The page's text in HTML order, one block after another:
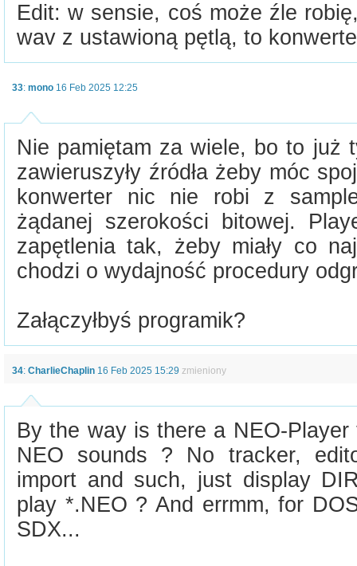
Edit: w sensie, coś może źle
wav z ustawioną pętlą, to
33: mono 16 Feb 2025 12:25
Nie pamiętam za wiele, bo to już
zawieruszyły źródła żeby móc
konwerter nic nie robi z
żądanej szerokości bitowej.
zapętlenia tak, żeby miały co
chodzi o wydajność procedury
Załączyłbyś programik?
34: CharlieChaplin 16 Feb 2025 15:29 zmieniony
By the way is there a NEO-
NEO sounds ? No tracker,
import and such, just display
play *.NEO ? And errmm, for
SDX...